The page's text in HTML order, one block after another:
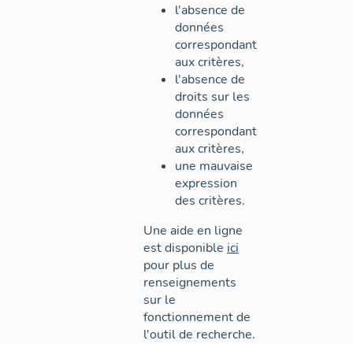
l'absence de
données
correspondant
aux critères,
l'absence de
droits sur les
données
correspondant
aux critères,
une mauvaise
expression
des critères.
Une aide en ligne
est disponible ici
pour plus de
renseignements
sur le
fonctionnement de
l'outil de recherche.